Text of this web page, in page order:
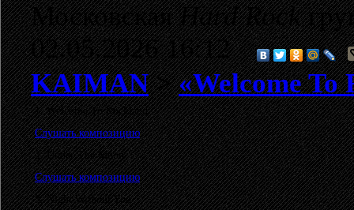
МосковскаяHard Rock
02.05.2026 16:12
KAIMAN>«Welcome To
1. Welcome To Rockland
Слушать композицию
2. Under The Moon
Слушать композицию
3. Night Without You